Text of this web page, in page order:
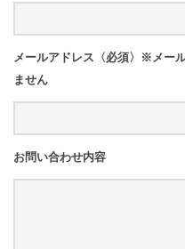
メールアドレス〈必須〉※メー
ません
お問い合わせ内容